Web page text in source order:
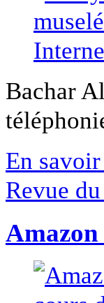
Bachar
En
Revue
Amazon